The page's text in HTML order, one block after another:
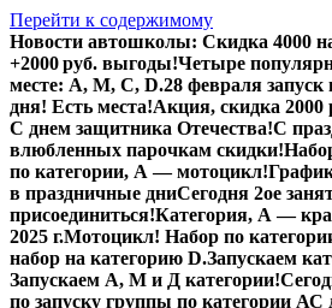
Перейти к содержимому
Новости автошколы: Скидка 4000
+2000 руб. выгоды!Четыре
месте: А, М, С, D.28 февраля
дня! Есть места!Акция, скидка 2000
С днем защитника Отечества!С
влюбленных парочкам скидки!
по категории, А — мотоцикл!
в праздничные дниСегодня 2ое
присоединиться!Категория, А —
2025 г.Мотоцикл! Набор по
набор на категорию D.Запускаем
Запускаем А, М и Д категории!
по запуску группы по категории АС